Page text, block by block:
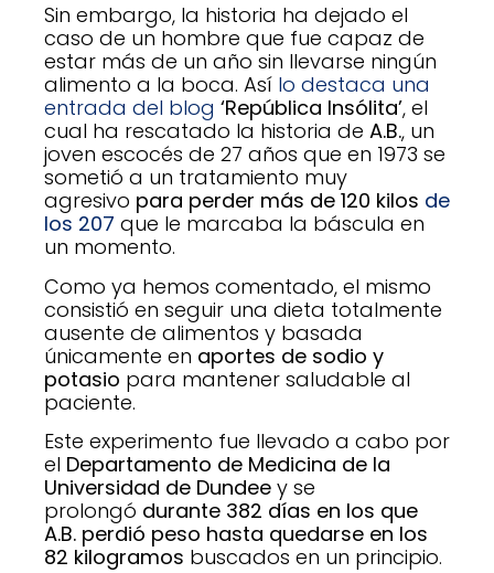
Sin embargo, la historia ha dejado el
caso de un hombre que fue capaz de
estar más de un año sin llevarse ningún
alimento a la boca. Así lo destaca una
entrada del blog ‘República Insólita’, el
cual ha rescatado la historia de A.B., un
joven escocés de 27 años que en 1973 se
sometió a un tratamiento muy
agresivo para perder más de 120 kilos de
los 207 que le marcaba la báscula en
un momento.
Como ya hemos comentado, el mismo
consistió en seguir una dieta totalmente
ausente de alimentos y basada
únicamente en aportes de sodio y
potasio para mantener saludable al
paciente.
Este experimento fue llevado a cabo por
el Departamento de Medicina de la
Universidad de Dundee y se
prolongó durante 382 días en los que
A.B. perdió peso hasta quedarse en los
82 kilogramos buscados en un principio.